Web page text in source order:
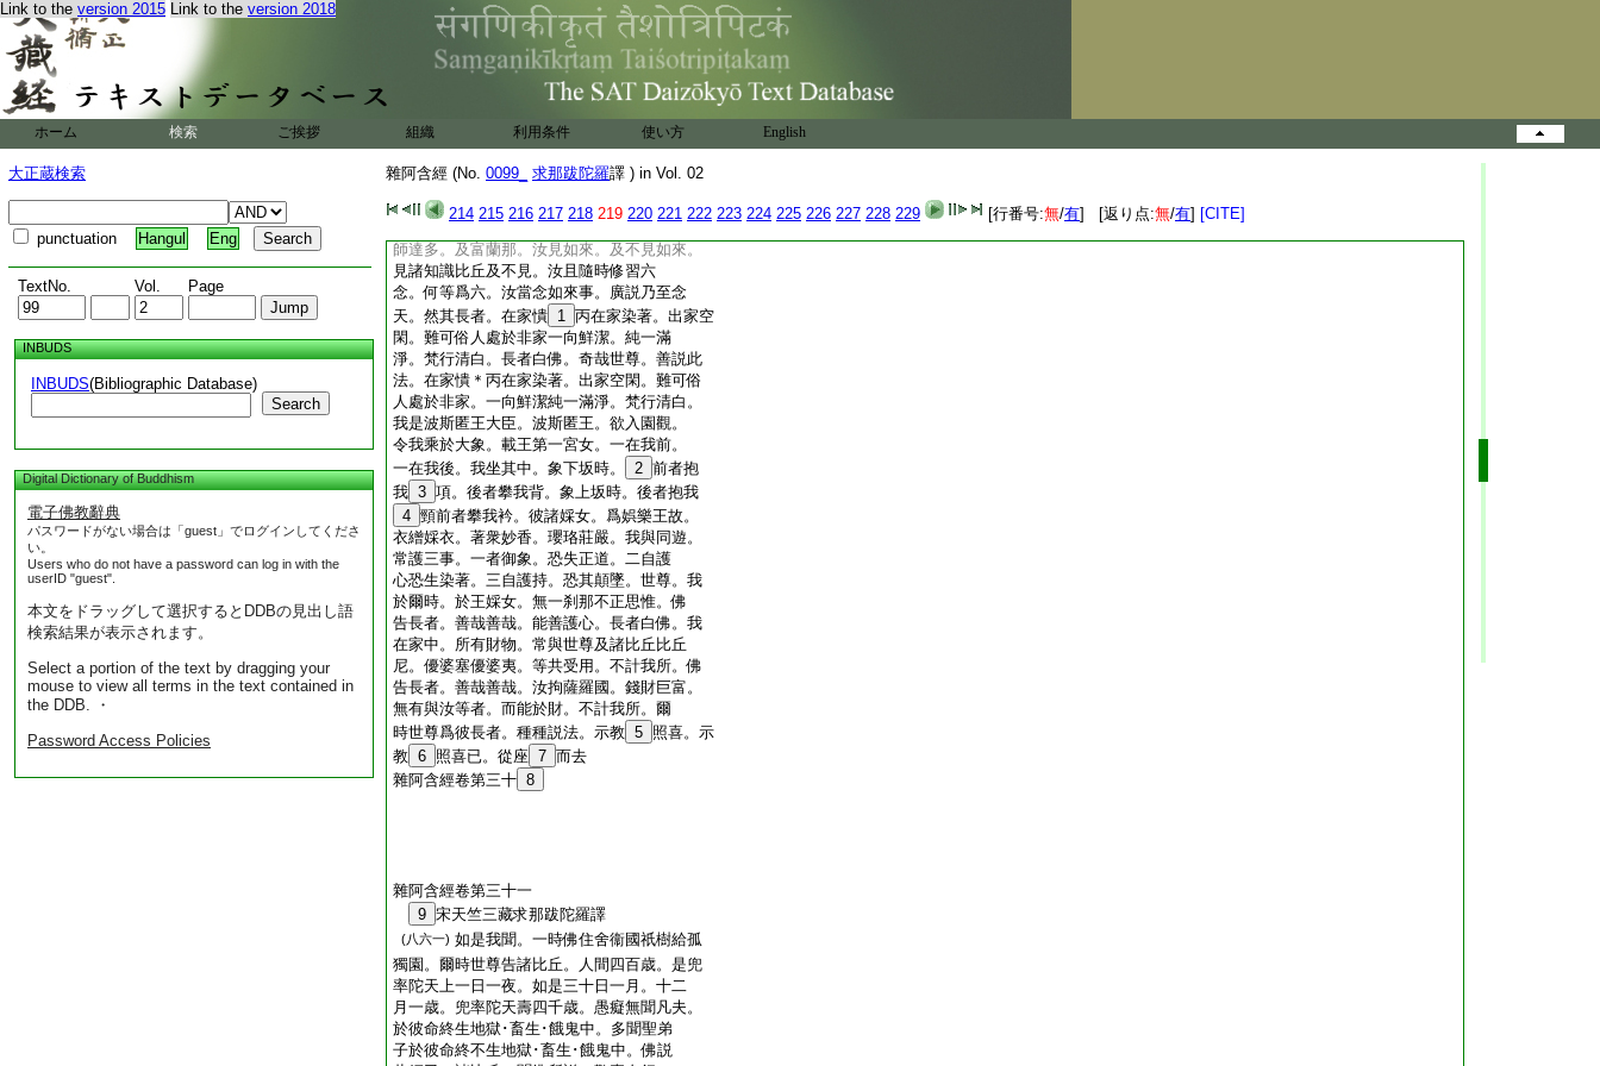
Link to the version 2015 Link to the version 2018
ホーム 検索 ご挨拶 組織 利用条件 使い方 English
大正蔵検索
punctuation Hangul Eng
TextNo. Vol. Page
INBUDS
INBUDS(Bibliographic Database)
Search
Digital Dictionary of Buddhism
電子佛教辭典
パスワードがない場合は「guest」でログインしてくださ
い。
Users who do not have a password can log in with the
userID "guest".
本文をドラッグして選択するとDDBの見出し語
検索結果が表示されます。
Select a portion of the text by dragging your
mouse to view all terms in the text contained in
the DDB. ・
Password Access Policies
雜阿含經 (No. 0099_ 求那跋陀羅譯 ) in Vol. 02
214 215 216 217 218 219 220 221 222 223 224 225 226 227 228 229 [行番号:無/有] [返り点:無/有] [CITE]
師達多及富蘭那。往迎世尊。世尊遥見梨師
達多及富蘭那隨路而來。即出路邊。敷尼
師壇。正身端坐。梨師達多及富蘭那。稽首佛
足。退坐一面白佛言。世尊。我今四體支解。
四方易韻。所憶念事。今悉迷忘。何時當
復得見世尊及諸知識比丘。世尊今出。至
11 拘薩羅。從拘薩羅至
伽尸。從伽尸至
13
摩羅。從摩羅至 14 摩竭陀。從摩竭陀至殃
伽。從殃伽至修摩。從修摩至分陀羅。從
分陀羅至迦陵伽。是故我今極生憂苦。何
師達多。及富蘭那。汝見如來。及不見如來。
見諸知識比丘及不見。汝且隨時修習六
念。何等爲六。汝當念如來事。廣説乃至念
天。然其長者。在家憒 1 丙在家染著。出家空
閑。難可俗人處於非家一向鮮潔。純一滿
淨。梵行清白。長者白佛。奇哉世尊。善説此
法。在家憒＊丙在家染著。出家空閑。難可俗
人處於非家。一向鮮潔純一滿淨。梵行清白。
我是波斯匿王大臣。波斯匿王。欲入園觀。
令我乘於大象。載王第一宮女。一在我前。
一在我後。我坐其中。象下坂時。
2 前者抱
我 3 項。後者攀我背。象上坂時。後者抱我
4 頸前者攀我衿。彼諸婇女。爲娯樂王故。
衣繒婇衣。著衆妙香。瓔珞莊嚴。我與同遊。
常護三事。一者御象。恐失正道。二自護
心恐生染著。三自護持。恐其顛墜。世尊。我
於爾時。於王婇女。無一刹那不正思惟。佛
告長者。善哉善哉。能善護心。長者白佛。我
在家中。所有財物。常與世尊及諸比丘比丘
尼。優婆塞優婆夷。等共受用。不計我所。佛
告長者。善哉善哉。汝拘薩羅國。錢財巨富。
無有與汝等者。而能於財。不計我所。爾
時世尊爲彼長者。種種説法。示教 5 照喜。示
教 6 照喜已。從座 7 而去
雜阿含經卷第三十 8
雜阿含經卷第三十一
9 宋天竺三藏求那跋陀羅譯
(八六一) 如是我聞。一時佛住舍衞國祇樹給孤
獨園。爾時世尊告諸比丘。人間四百歳。是兜
率陀天上一日一夜。如是三十日一月。十二
月一歳。兜率陀天壽四千歳。愚癡無聞凡夫。
於彼命終生地獄･畜生･餓鬼中。多聞聖弟
子於彼命終不生地獄･畜生･餓鬼中。佛説